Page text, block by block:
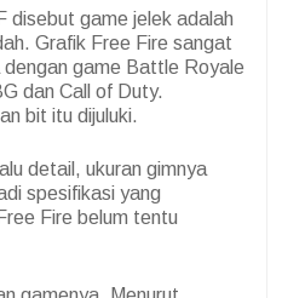
disebut game jelek adalah
Grafik Free Fire sangat
game Battle Royale
dan Call of Duty.
bit itu dijuluki.
detail, ukuran gimnya
spesifikasi yang
Fire belum tentu